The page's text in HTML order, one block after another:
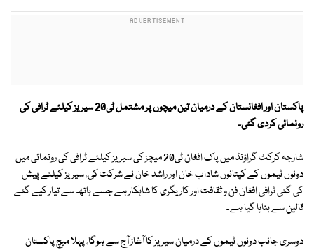
پاکستان اور افغانستان کے درمیان تین میچوں پر مشتمل ٹی20 سیریز کیلئے ٹرافی کی
رونمائی کردی گئی۔
شارجہ کرکٹ گراؤنڈ میں پاک افغان ٹی20 میچز کی سیریز کیلئے ٹرافی کی رونمائی میں
دونوں ٹیموں کے کپتانوں شاداب خان اور راشد خان نے شرکت کی، سیریز کیلئے پیش
کی گئی ٹرافی افغان فن و ثقافت اور کاریگری کا شاہکار ہے جسے ہاتھ سے تیار کیے گئے
قالین سے بنایا گیا ہے۔
دوسری جانب دونوں ٹیموں کے درمیان سیریز کا آغاز آج سے ہوگا، پہلا میچ پاکستان